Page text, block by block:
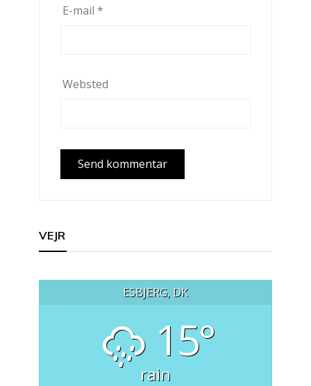
E-mail *
Websted
VEJR
ESBJERG, DK
15°
rain